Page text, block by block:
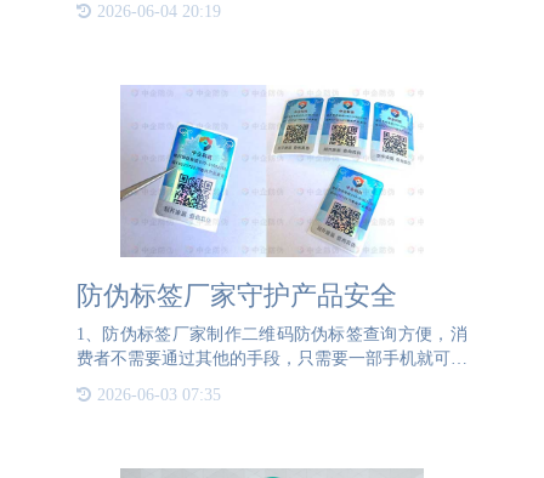
位的防伪解决方案。其中，公海555000防伪作为行业
2026-06-04 20:19
防伪标签厂家守护产品安全
1、防伪标签厂家制作二维码防伪标签查询方便，消
费者不需要通过其他的手段，只需要一部手机就可以
扫描防伪标签上的二维码查询产品真伪，方便快捷，
得到广大消费者的喜爱。2、防伪标签厂家制作二维
2026-06-03 07:35